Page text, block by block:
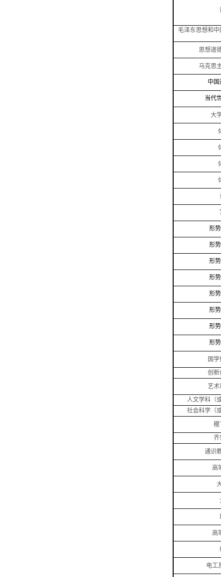
毛泽东思想和
思想道
马克思
中
当代
大
形
形
形
形
形
形
形
形
国
创新
艺
人文学科（
社会科学（
稷
齐
通识
高
高
电工